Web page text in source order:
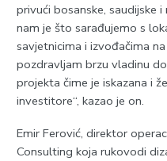
privući bosanske, saudijske
nam je što sarađujemo s
savjetnicima i izvođačima
pozdravljam brzu vladinu
projekta čime je iskazana i
investitore“, kazao je on.
Emir Ferović, direktor
Consulting koja rukovodi